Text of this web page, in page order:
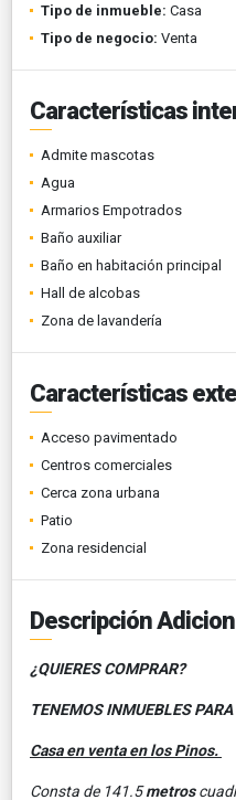
Tipo de inmueble: Casa
Tipo de negocio: Venta
Características
Admite mascotas
Agua
Armarios Empotrados
Baño auxiliar
Baño en habitación principal
Hall de alcobas
Zona de lavandería
Características
Acceso pavimentado
Centros comerciales
Cerca zona urbana
Patio
Zona residencial
Descripción
¿QUIERES COMPRAR?
TENEMOS INMUEBLES
Casa en venta en los Pinos.
Consta de 141.5metros